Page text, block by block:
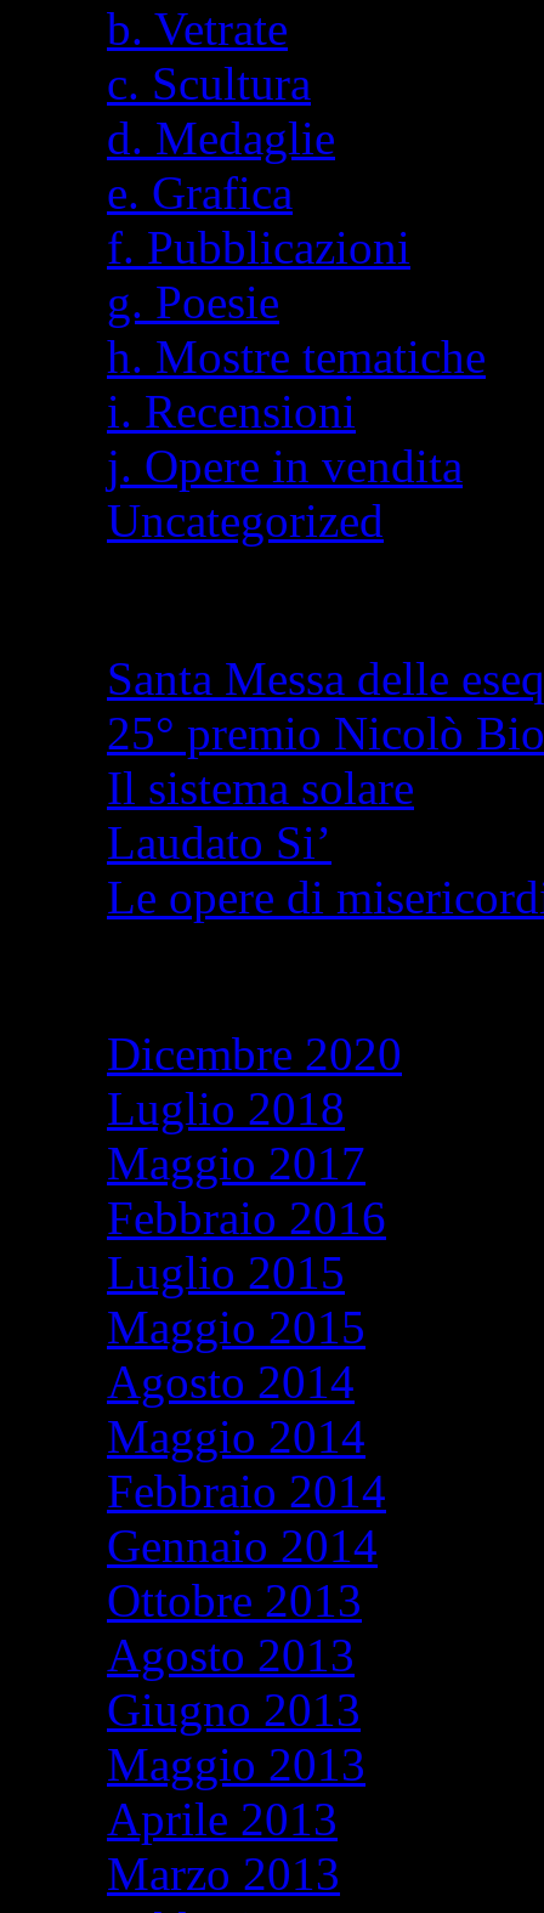
b. Vetrate
c. Scultura
d. Medaglie
e. Grafica
f. Pubblicazioni
g. Poesie
h. Mostre tematiche
i. Recensioni
j. Opere in vendita
Uncategorized
Santa Messa delle
25° premio Nicolò
Il sistema solare
Laudato Si’
Le opere di
Dicembre 2020
Luglio 2018
Maggio 2017
Febbraio 2016
Luglio 2015
Maggio 2015
Agosto 2014
Maggio 2014
Febbraio 2014
Gennaio 2014
Ottobre 2013
Agosto 2013
Giugno 2013
Maggio 2013
Aprile 2013
Marzo 2013